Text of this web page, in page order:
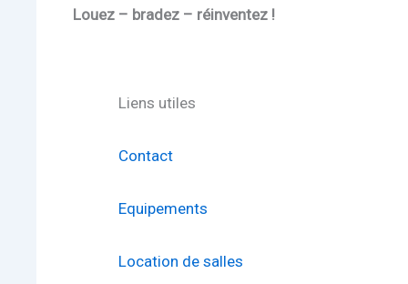
Louez – bradez – réinventez !
Liens utiles
Contact
Equipements
Location de salles